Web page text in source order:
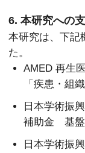
6. 本研究への
本研究は、下記
た。
AMED 再生
「疾患・組
日本学術振
補助金 基盤
日本学術振